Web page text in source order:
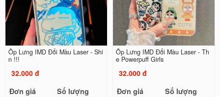
Ốp Lưng IMD Đổi Màu Laser - Shi
n !!!
32.000 đ
Đơn giá
Số lượng
Ốp Lưng IMD Đổi Màu Laser - Th
e Powerpuff Girls
32.000 đ
Đơn giá
Số lượng